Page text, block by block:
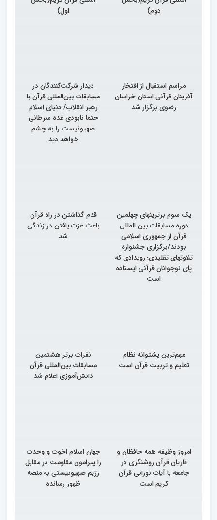
دوم)
اول)
مراسم استقبال از افتخار
آفرینان قرآنی استان خراسان
رضوی برگزار شد
دیدار شرکت‌کنندگان در
مسابقات بین‌المللی قرآن با
رهبر انقلاب/ دنیای اسلام
حتما نابودی غده سرطانی
صهیونیست را به چشم
خواهد دید
یک سوم برترینهای چهلمین
دوره مسابقات بین المللی
قرآن از جمهوری اسلامی
بودند/برگزاری جشنواره
تلاوتهای تقلیدی؛ رویدادی که
پای نوجوانان قرآنی ایستاده
است
قدم گذاشتن در راه قرآن
باعث عزت یافتن در زندگی
شد
مهم‌ترین پشتوانه نظام
تعلیم و تربیت قرآن است
نفرات برتر هشتمین
مسابقات بین‌المللی قرآن
دانش‌آموزی اعلام شد
امروز وظیفه همه حافظان و
قاریان قرآن روشنگری در
جامعه با آیات نورانی قرآن
کریم است
جهان اسلام اخوت و وحدت
را پیرامون مقاومت در مقابل
رژیم صهیونیستی به منصه
ظهور رسانده